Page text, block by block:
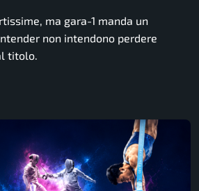
ma gara-1 manda un
non intendono perdere
titolo.